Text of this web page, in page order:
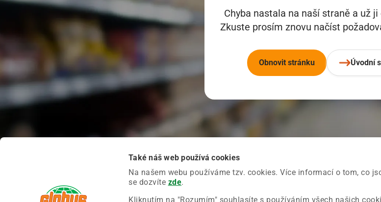
Také náš web používá cookies
Na našem webu používáme tzv. cookies. Více informací o tom, co
se dozvíte zde.
Kliknutím na "Rozumím" souhlasíte s používáním všech našich
Chyba nastala na naší straně a už
Zkuste prosím znovu načíst
Obnovit stránku Úvodní